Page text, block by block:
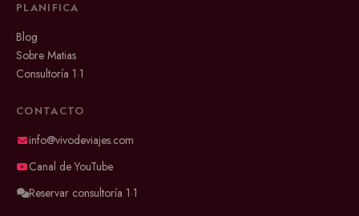
PLANIFICA
Blog
Sobre Matias
Consultoría 1·1
CONTACTO
info@vivodeviajes.com
Canal de YouTube
Reservar consultoría 1·1